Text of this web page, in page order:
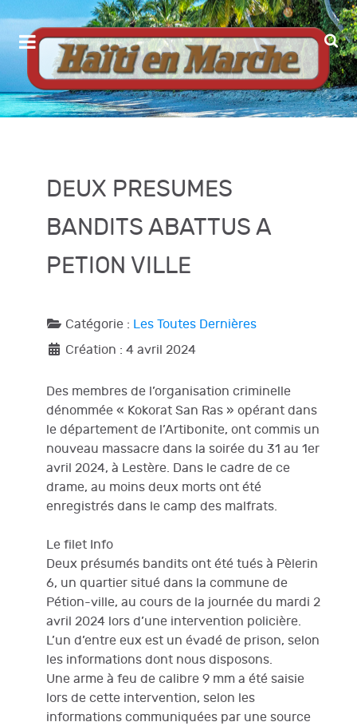
DEUX PRESUMES
BANDITS ABATTUS A
PETION VILLE
Catégorie : Les Toutes Dernières
Création : 4 avril 2024
Des membres de l’organisation criminelle
dénommée « Kokorat San Ras » opérant dans
le département de l’Artibonite, ont commis un
nouveau massacre dans la soirée du 31 au 1er
avril 2024, à Lestère. Dans le cadre de ce
drame, au moins deux morts ont été
enregistrés dans le camp des malfrats.
Le filet Info
Deux présumés bandits ont été tués à Pèlerin
6, un quartier situé dans la commune de
Pétion-ville, au cours de la journée du mardi 2
avril 2024 lors d’une intervention policière.
L’un d’entre eux est un évadé de prison, selon
les informations dont nous disposons.
Une arme à feu de calibre 9 mm a été saisie
lors de cette intervention, selon les
informations communiquées par une source